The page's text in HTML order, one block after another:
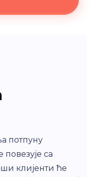
потпуну
са
клијенти ће